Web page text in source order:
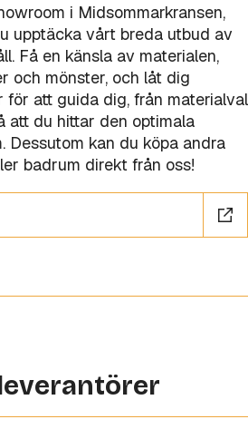
i Midsommarkransen,
upptäcka vårt breda utbud av
Få en känsla av materialen,
och mönster, och låt dig
för att guida dig, från materialval
att du hittar den optimala
Dessutom kan du köpa andra
badrum direkt från oss!